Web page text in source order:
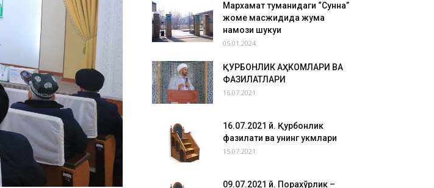
Мархамат туманидаги “Сунна”
жоме масжидида жума
намози шукуҳи
05.01.2024
ҚУРБОНЛИК АҲКОМЛАРИ ВА
ФАЗИЛАТЛАРИ
16.07.2021
16.07.2021 й. Қурбонлик
фазилати ва унинг ҳукмлари
15.07.2021
09.07.2021 й. Порахўрлик –